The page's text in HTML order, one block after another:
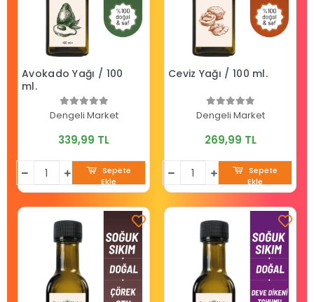
Avokado Yağı / 100
ml.
Dengeli Market
339,99 TL
Sepete
Ekle
Ceviz Yağı / 100 ml.
Dengeli Market
269,99 TL
Sepete
Ekle